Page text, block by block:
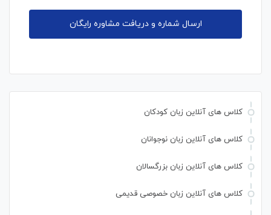
کلاس های آنلاین زبان کودکان
کلاس های آنلاین زبان نوجوانان
کلاس های آنلاین زبان بزرگسالان
کلاس های آنلاین زبان خصوصی قدیمی